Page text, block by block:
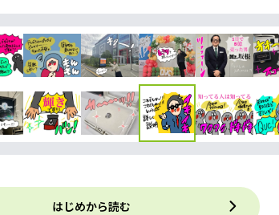
はじめから読む